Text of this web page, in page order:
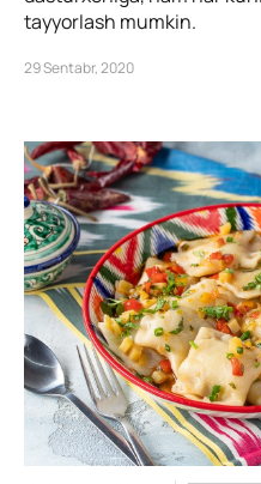
tayyorlash mumkin.
29 Sentabr, 2020